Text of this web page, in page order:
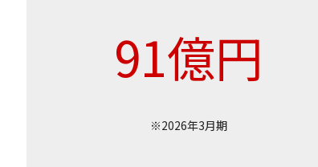
91億円
※2026年3月期